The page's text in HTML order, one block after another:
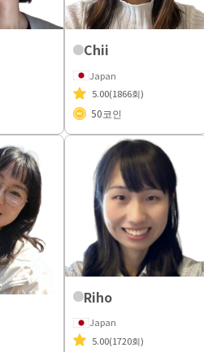
Chii
Japan
5.00(1866회)
50코인
Riho
Japan
5.00(1720회)